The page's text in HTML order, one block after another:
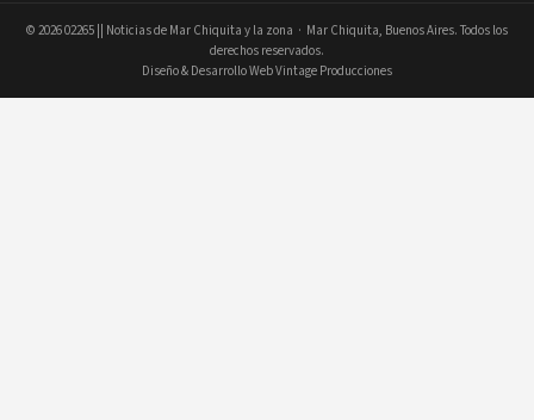
© 202602265 || Noticias de Mar Chiquita y la zona · Mar Chiquita, Buenos Aires. Todos los
derechos reservados.
Diseño & Desarrollo Web Vintage Producciones